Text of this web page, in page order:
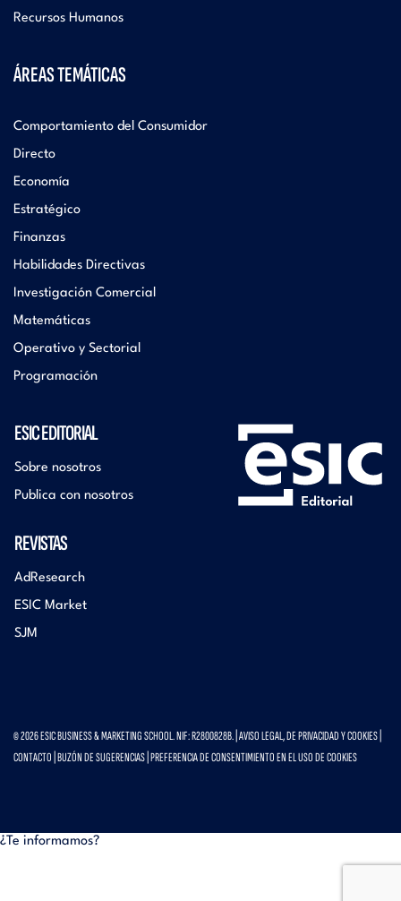
Recursos Humanos
ÁREAS TEMÁTICAS
Comportamiento del Consumidor
Directo
Economía
Estratégico
Finanzas
Habilidades Directivas
Investigación Comercial
Matemáticas
Operativo y Sectorial
Programación
ESIC EDITORIAL
Sobre nosotros
Publica con nosotros
REVISTAS
AdResearch
ESIC Market
SJM
© 2026 ESIC BUSINESS & MARKETING SCHOOL. NIF: R2800828B. | AVISO LEGAL, DE PRIVACIDAD Y COOKIES
CONTACTO BUZÓN DE SUGERENCIAS PREFERENCIA DE CONSENTIMIENTO EN EL USO DE COOKIES
¿Te informamos?